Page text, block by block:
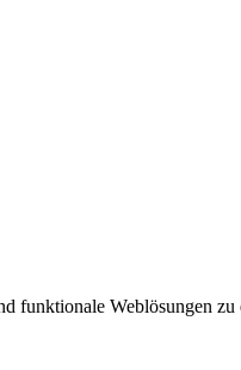
funktionale Weblösungen